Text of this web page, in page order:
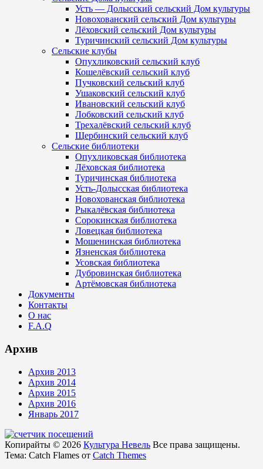
Усть — Долысский сельский Дом культуры
Новохованский сельский Дом культуры
Лёховский сельский Дом культуры
Туричинский сельский Дом культуры
Сельские клубы
Опухликовский сельский клуб
Кошелёвский сельский клуб
Пучковский сельский клуб
Ушаковский сельский клуб
Ивановский сельский клуб
Лобковский сельский клуб
Трехалёвский сельский клуб
Щербинский сельский клуб
Сельские библиотеки
Опухликовская библиотека
Лёховская библиотека
Туричинская библиотека
Усть-Долысская библиотека
Новохованская библиотека
Рыкалёвская библиотека
Сорокинская библиотека
Ловецкая библиотека
Мошенинская библиотека
Язненская библиотека
Усовская библиотека
Дубровинская библиотека
Артёмовская библиотека
Документы
Контакты
О нас
F.A.Q
Архив
Архив 2013
Архив 2014
Архив 2015
Архив 2016
Январь 2017
Копирайты © 2026 Культура Невель Все права защищены.
Тема: Catch Flames от Catch Themes